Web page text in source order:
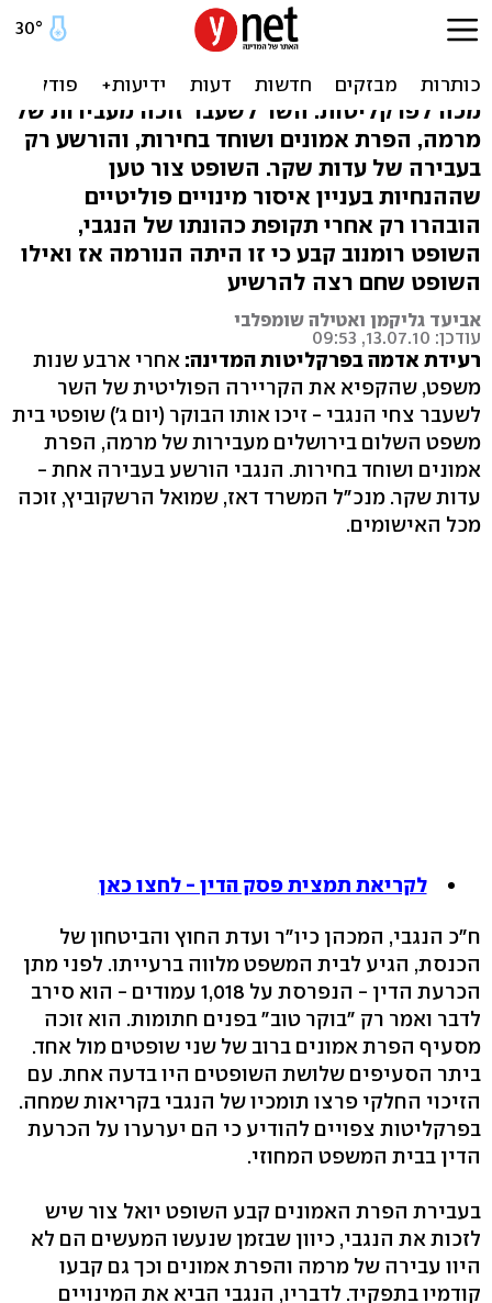
צחי הנגבי זוכה בפרשת
המינויים הפוליטיים
מכה לפרקליטות: השר לשעבר זוכה מעבירות של
מרמה, הפרת אמונים ושוחד בחירות, והורשע רק
בעבירה של עדות שקר. השופט צור טען
שההנחיות בעניין איסור מינויים פוליטיים
הובהרו רק אחרי תקופת כהונתו של הנגבי,
השופט רומנוב קבע כי זו היתה הנורמה אז ואילו
השופט שחם רצה להרשיע
אביעד גליקמן ואטילה שומפלבי
עודכן: 13.07.10, 09:53
רעידת אדמה בפרקליטות המדינה: אחרי ארבע שנות
משפט, שהקפיא את הקריירה הפוליטית של השר
לשעבר צחי הנגבי - זיכו אותו הבוקר (יום ג') שופטי בית
משפט השלום בירושלים מעבירות של מרמה, הפרת
אמונים ושוחד בחירות. הנגבי הורשע בעבירה אחת -
עדות שקר. מנכ"ל המשרד דאז, שמואל הרשקוביץ, זוכה
מכל האישומים.
לקריאת תמצית פסק הדין - לחצו כאן
ח"כ הנגבי, המכהן כיו"ר ועדת החוץ והביטחון של
הכנסת, הגיע לבית המשפט מלווה ברעייתו. לפני מתן
הכרעת הדין - הנפרסת על 1,018 עמודים - הוא סירב
לדבר ואמר רק "בוקר טוב" בפנים חתומות. הוא זוכה
מסעיף הפרת אמונים ברוב של שני שופטים מול אחד.
ביתר הסעיפים שלושת השופטים היו בדעה אחת. עם
הזיכוי החלקי פרצו תומכיו של הנגבי בקריאות שמחה.
בפרקליטות צפויים להודיע כי הם יערערו על הכרעת
הדין בבית המשפט המחוזי.
בעבירת הפרת האמונים קבע השופט יואל צור שיש
לזכות את הנגבי, כיוון שבזמן שנעשו המעשים הם לא
היוו עבירה של מרמה והפרת אמונים וכך גם קבעו
קודמיו בתפקיד. לדבריו, הנגבי הביא את המינויים